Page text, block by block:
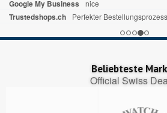
Google My Business nice
Trustedshops.ch Perfekter
Beliebteste
Official Swiss